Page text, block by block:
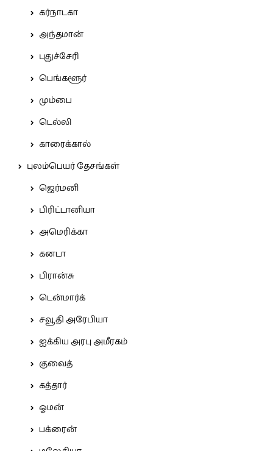
கர்நாடகா
அந்தமான்
புதுச்சேரி
பெங்களூர்
மும்பை
டெல்லி
காரைக்கால்
புலம்பெயர் தேசங்கள்
ஜெர்மனி
பிரிட்டானியா
அமெரிக்கா
கனடா
பிரான்சு
டென்மார்க்
சவூதி அரேபியா
ஐக்கிய அரபு அமீரகம்
குவைத்
கத்தார்
ஓமன்
பக்ரைன்